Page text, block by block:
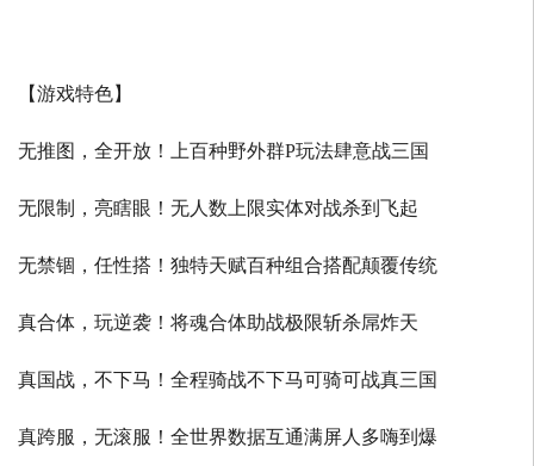
【游戏特色】
无推图，全开放！上百种野外群P玩法肆意战三国
无限制，亮瞎眼！无人数上限实体对战杀到飞起
无禁锢，任性搭！独特天赋百种组合搭配颠覆传统
真合体，玩逆袭！将魂合体助战极限斩杀屌炸天
真国战，不下马！全程骑战不下马可骑可战真三国
真跨服，无滚服！全世界数据互通满屏人多嗨到爆